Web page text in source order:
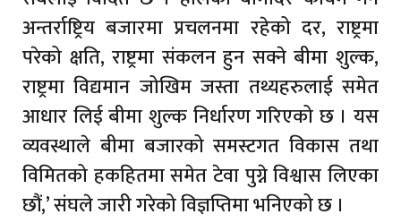
अन्तर्राष्ट्रिय बजारमा प्रचलनमा रहेको दर, राष्ट्रमा
परेको क्षति, राष्ट्रमा संकलन हुन सक्ने बीमा शुल्क,
राष्ट्रमा विद्यमान जोखिम जस्ता तथ्यहरुलाई समेत
आधार लिई बीमा शुल्क निर्धारण गरिएको छ । यस
व्यवस्थाले बीमा बजारको समस्टगत विकास तथा
विमितको हकहितमा समेत टेवा पुग्ने विश्वास लिएका
छौं,’ संघले जारी गरेको विज्ञप्तिमा भनिएको छ ।